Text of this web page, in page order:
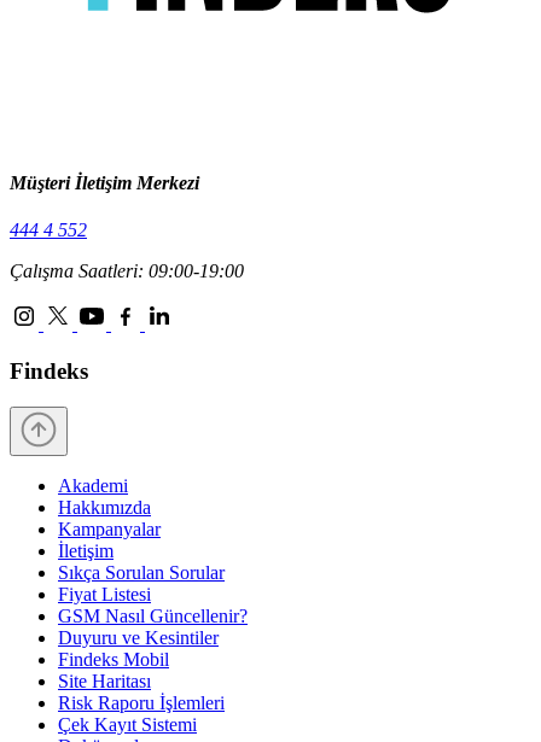
Müşteri İletişim Merkezi
444 4 552
Çalışma Saatleri: 09:00-19:00
Findeks
Akademi
Hakkımızda
Kampanyalar
İletişim
Sıkça Sorulan Sorular
Fiyat Listesi
GSM Nasıl Güncellenir?
Duyuru ve Kesintiler
Findeks Mobil
Site Haritası
Risk Raporu İşlemleri
Çek Kayıt Sistemi